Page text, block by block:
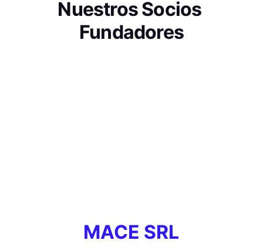
Nuestros Socios
Fundadores
MACE SRL